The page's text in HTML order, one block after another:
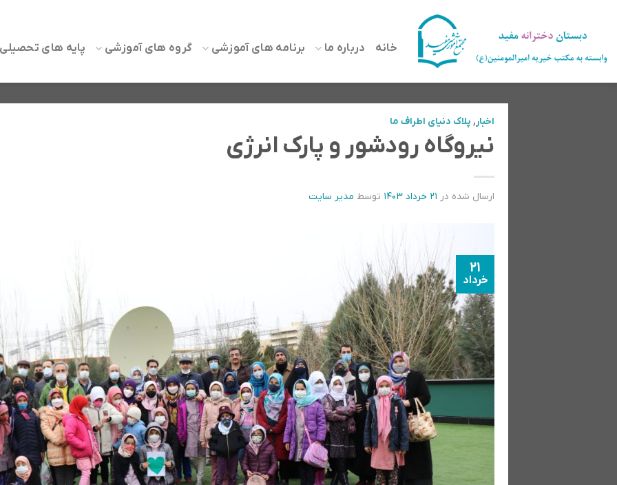
محتوا
خانه درباره ما برنامه های آموزشی گروه های آموزشی پایه های تحصیلی
اخبار, پلاک دنیای اطراف ما
نیروگاه رودشور و پارک انرژی
ارسال شده در ۲۱ خرداد ۱۴۰۳ توسط مدیر سایت
21
خرداد